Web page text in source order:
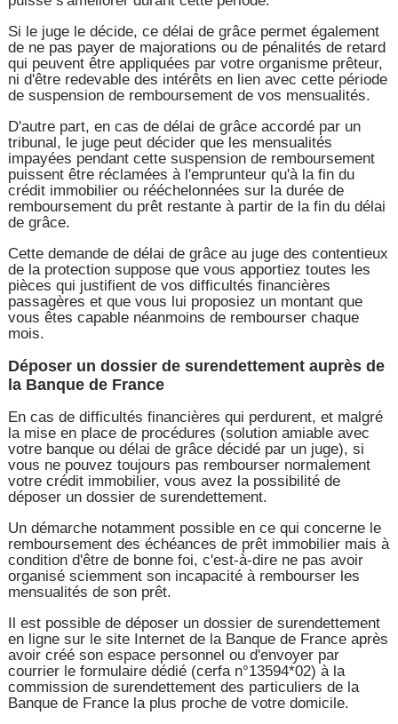
Si le juge le décide, ce délai de grâce permet également
de ne pas payer de majorations ou de pénalités de retard
qui peuvent être appliquées par votre organisme prêteur,
ni d'être redevable des intérêts en lien avec cette période
de suspension de remboursement de vos mensualités.
D'autre part, en cas de délai de grâce accordé par un
tribunal, le juge peut décider que les mensualités
impayées pendant cette suspension de remboursement
puissent être réclamées à l'emprunteur qu'à la fin du
crédit immobilier ou rééchelonnées sur la durée de
remboursement du prêt restante à partir de la fin du délai
de grâce.
Cette demande de délai de grâce au juge des contentieux
de la protection suppose que vous apportiez toutes les
pièces qui justifient de vos difficultés financières
passagères et que vous lui proposiez un montant que
vous êtes capable néanmoins de rembourser chaque
mois.
Déposer un dossier de surendettement auprès de
la Banque de France
En cas de difficultés financières qui perdurent, et malgré
la mise en place de procédures (solution amiable avec
votre banque ou délai de grâce décidé par un juge), si
vous ne pouvez toujours pas rembourser normalement
votre crédit immobilier, vous avez la possibilité de
déposer un dossier de surendettement.
Un démarche notamment possible en ce qui concerne le
remboursement des échéances de prêt immobilier mais à
condition d'être de bonne foi, c'est-à-dire ne pas avoir
organisé sciemment son incapacité à rembourser les
mensualités de son prêt.
Il est possible de déposer un dossier de surendettement
en ligne sur le site Internet de la Banque de France après
avoir créé son espace personnel ou d'envoyer par
courrier le formulaire dédié (cerfa n°13594*02) à la
commission de surendettement des particuliers de la
Banque de France la plus proche de votre domicile.